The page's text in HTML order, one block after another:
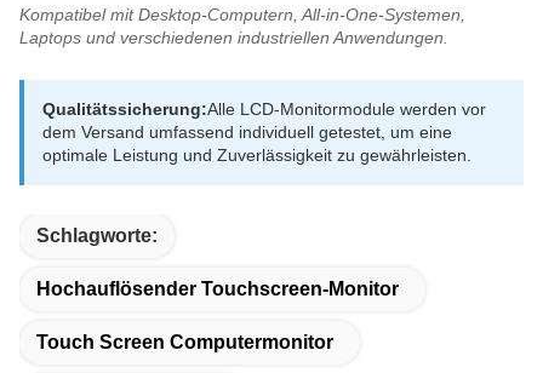
Kompatibel mit Desktop-Computern, All-in-One-Systemen,
Laptops und verschiedenen industriellen Anwendungen.
Qualitätssicherung:Alle LCD-Monitormodule werden vor
dem Versand umfassend individuell getestet, um eine
optimale Leistung und Zuverlässigkeit zu gewährleisten.
Schlagworte:
Hochauflösender Touchscreen-Monitor
Touch Screen Computermonitor